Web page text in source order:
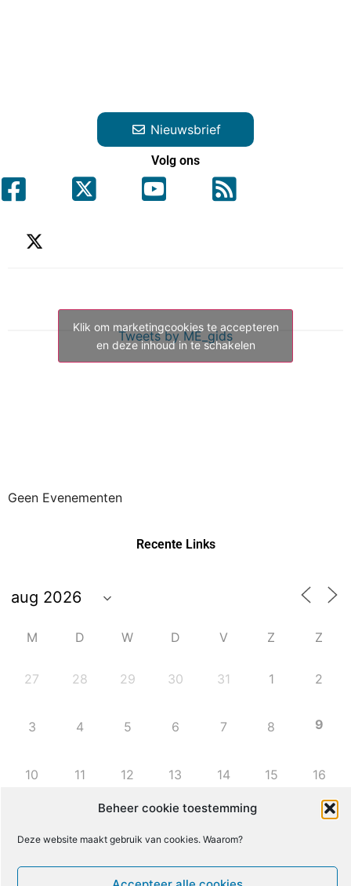
Beheer cookie toestemming
Deze website maakt gebruik van cookies. Waarom?
Nieuwsbrief
Volg ons
Tweets by ME_gids
Klik om marketingcookies te accepteren
en deze inhoud in te schakelen
Geen Evenementen
Recente Links
M D W D V Z Z
27 28 29 30 31 1 2
3 4 5 6 7 8 9
10 11 12 13 14 15 16
23
24 25 26 27 28 29 30